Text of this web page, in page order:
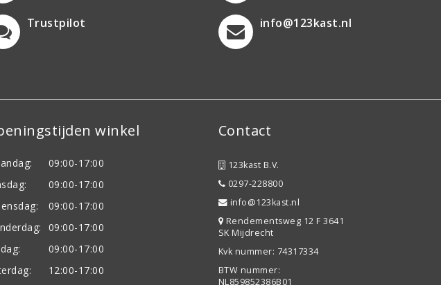
Trustpilot info@123kast.nl
winkel
09:00-17:00
09:00-17:00
09:00-17:00
09:00-17:00
09:00-17:00
12:00-17:00
Contact
123kast B.V.
0297-228800
info@123kast.nl
Rendementsweg 12 F 3641
SK Mijdrecht
Kvk nummer: 74317334
BTW nummer:
NL859852386B01